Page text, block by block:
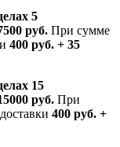
5
руб. При сумме
400 руб. + 35
15
руб. При
400 руб. +